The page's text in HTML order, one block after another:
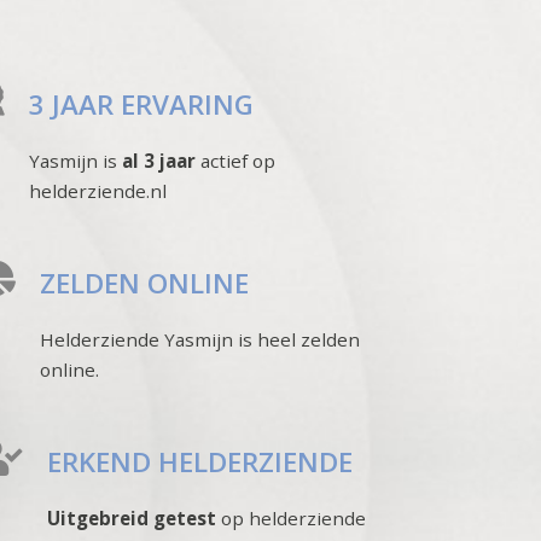
3 JAAR ERVARING
Yasmijn is al 3 jaar actief op
helderziende.nl
ZELDEN ONLINE
Helderziende Yasmijn is heel zelden
online.
ERKEND HELDERZIENDE
Uitgebreid getest op helderziende